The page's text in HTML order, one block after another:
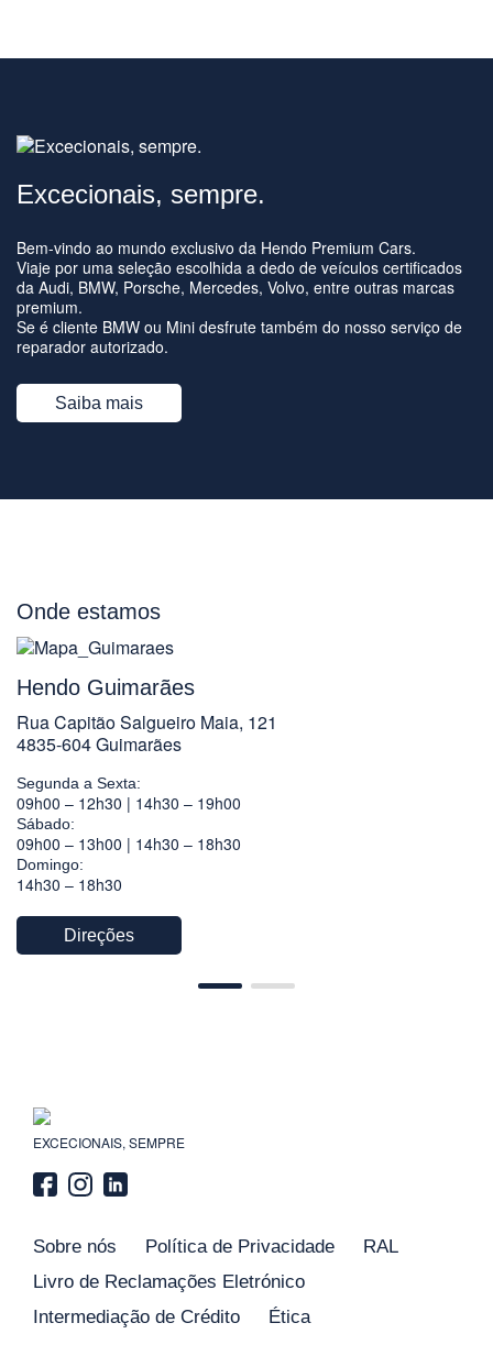
Excecionais, sempre.
Bem-vindo ao mundo exclusivo da Hendo Premium Cars.
Viaje por uma seleção escolhida a dedo de veículos certificados
da Audi, BMW, Porsche, Mercedes, Volvo, entre outras marcas
premium.
Se é cliente BMW ou Mini desfrute também do nosso serviço de
reparador autorizado.
Saiba mais
Onde estamos
Hendo Guimarães
Rua Capitão Salgueiro Maia, 121
4835-604 Guimarães
Segunda a Sexta:
09h00 – 12h30 | 14h30 – 19h00
Sábado:
09h00 – 13h00 | 14h30 – 18h30
Domingo:
14h30 – 18h30
Direções
EXCECIONAIS, SEMPRE
Sobre nós Política de Privacidade
RAL
Livro de Reclamações Eletrónico
Intermediação de Crédito
Ética